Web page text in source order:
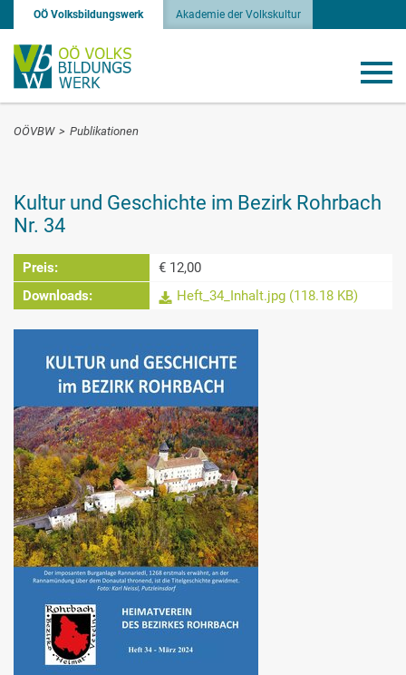
OÖ Volksbildungswerk Akademie der Volkskultur
OÖVBW > Publikationen
Kultur und Geschichte im Bezirk Rohrbach
Nr. 34
Preis:
€ 12,00
Downloads:
Heft_34_Inhalt.jpg (118.18 KB)